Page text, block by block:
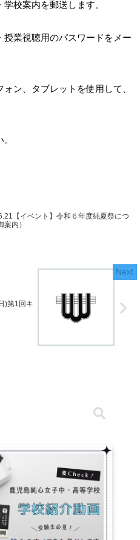
校案内を郵送します。
業視聴用のパスワードをメー
ン、タブレットを使用して、
【イベント】令和６年度純夏祭につ
案内）
)第1回キ